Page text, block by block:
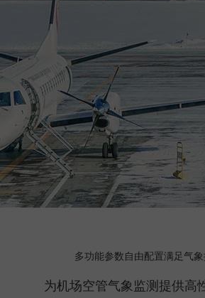
多功能参数自由配置满足气
为机场空管气象监测提供高